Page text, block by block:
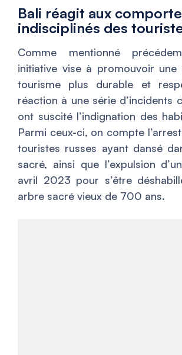
Bali réagit aux
indisciplinés des
Comme mentionné
initiative vise à promouvoir une
tourisme plus durable et
réaction à une série d’incidents
ont suscité l’indignation des
Parmi ceux-ci, on compte
touristes russes ayant dansé
sacré, ainsi que l’expulsion
avril 2023 pour s’être
arbre sacré vieux de 700 ans.